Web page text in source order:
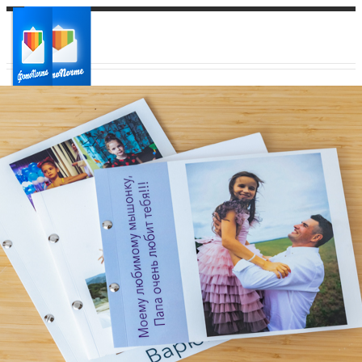
Ваш город:
Ваш регион доставки
Выберите из списка: